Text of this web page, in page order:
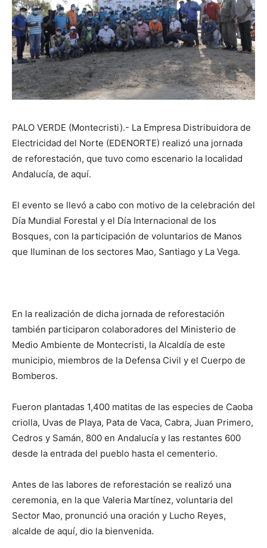
PALO VERDE (Montecristi).- La Empresa Distribuidora de
Electricidad del Norte (EDENORTE) realizó una jornada
de reforestación, que tuvo como escenario la localidad
Andalucía, de aquí.
El evento se llevó a cabo con motivo de la celebración del
Día Mundial Forestal y el Día Internacional de los
Bosques, con la participación de voluntarios de Manos
que Iluminan de los sectores Mao, Santiago y La Vega.
En la realización de dicha jornada de reforestación
también participaron colaboradores del Ministerio de
Medio Ambiente de Montecristi, la Alcaldía de este
municipio, miembros de la Defensa Civil y el Cuerpo de
Bomberos.
Fueron plantadas 1,400 matitas de las especies de Caoba
criolla, Uvas de Playa, Pata de Vaca, Cabra, Juan Primero,
Cedros y Samán, 800 en Andalucía y las restantes 600
desde la entrada del pueblo hasta el cementerio.
Antes de las labores de reforestación se realizó una
ceremonia, en la que Valeria Martínez, voluntaria del
Sector Mao, pronunció una oración y Lucho Reyes,
alcalde de aquí, dio la bienvenida.